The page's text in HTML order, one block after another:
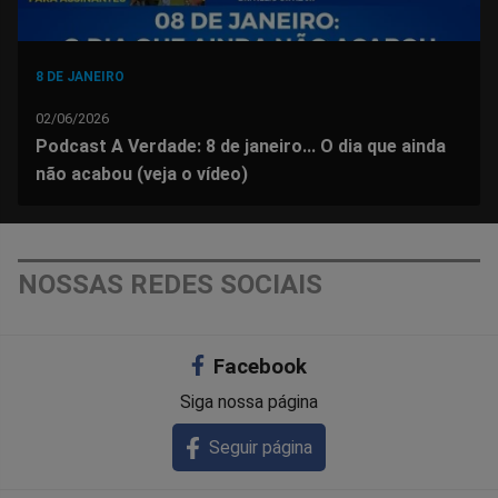
8 DE JANEIRO
02/06/2026
Podcast A Verdade: 8 de janeiro... O dia que ainda
não acabou (veja o vídeo)
NOSSAS REDES SOCIAIS
Facebook
Siga nossa página
Seguir página